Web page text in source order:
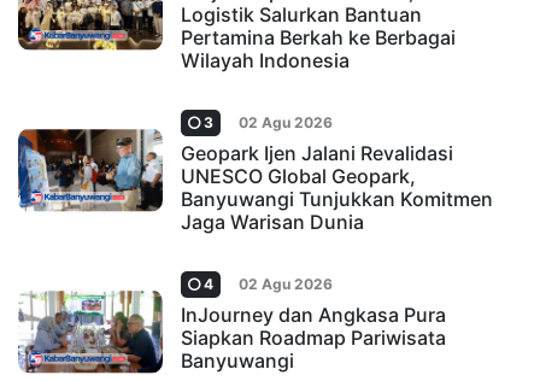
Logistik Salurkan Bantuan
Pertamina Berkah ke Berbagai
Wilayah Indonesia
3 02 Agu 2026
Geopark Ijen Jalani Revalidasi
UNESCO Global Geopark,
Banyuwangi Tunjukkan Komitmen
Jaga Warisan Dunia
4 02 Agu 2026
InJourney dan Angkasa Pura
Siapkan Roadmap Pariwisata
Banyuwangi